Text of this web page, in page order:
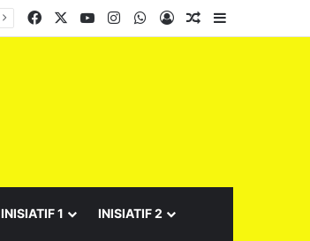
Facebook YouTubeInstagramWhatsApp
Log InRandom Article
INISIATIF 1 INISIATIF 2